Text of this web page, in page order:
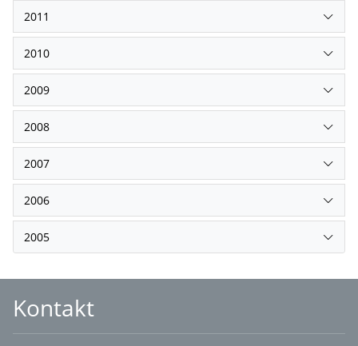
2011
2010
2009
2008
2007
2006
2005
Kontakt